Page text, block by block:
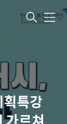
메
특강